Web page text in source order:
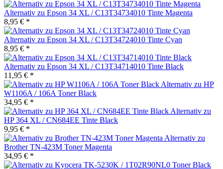
Alternativ zu Epson 34 XL / C13T34734010 Tinte Magenta
8,95 € *
Alternativ zu Epson 34 XL / C13T34724010 Tinte Cyan
8,95 € *
Alternativ zu Epson 34 XL / C13T34714010 Tinte Black
11,95 € *
Alternativ zu HP
W1106A / 106A Toner Black
34,95 € *
Alternativ zu
HP 364 XL / CN684EE Tinte Black
9,95 € *
Alternativ zu
Brother TN-423M Toner Magenta
34,95 € *